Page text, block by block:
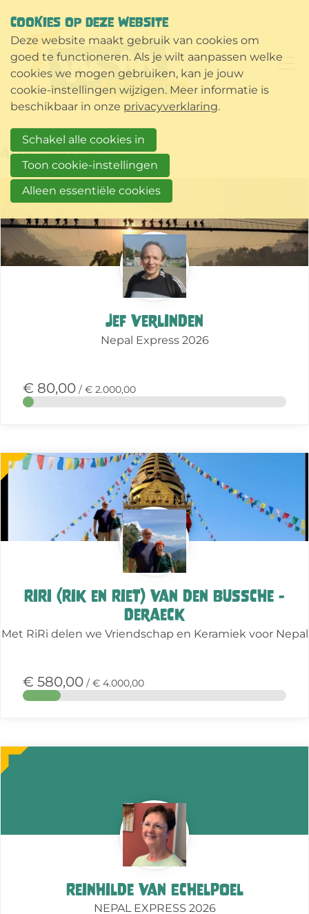
Actieoverzicht
Jef Verlinden
Nepal Express 2026
€ 80,00 / € 2.000,00
Meer
over
actie
RiRi (Rik en Riet) Van den Bussche -
Deraeck
Met RiRi delen we Vriendschap en Keramiek voor Nepal
€ 580,00 / € 4.000,00
Meer
over
deze
Reinhilde Van Echelpoel
NEPAL EXPRESS 2026
Meer
over
deze
COOKIES OP DEZE WEBSITE
Deze website maakt gebruik van cookies om
goed te functioneren. Als je wilt aanpassen welke
cookies we mogen gebruiken, kan je jouw
cookie-instellingen wijzigen. Meer informatie is
beschikbaar in onze privacyverklaring.
Schakel alle cookies in
Toon cookie-instellingen
Alleen essentiële cookies